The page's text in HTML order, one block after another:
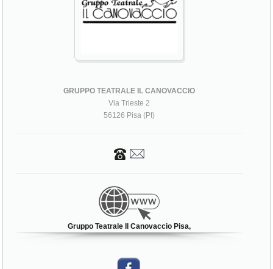
GRUPPO TEATRALE IL CANOVACCIO
Via Trieste 2
56126 Pisa (PI)
Gruppo Teatrale Il Canovaccio Pisa,